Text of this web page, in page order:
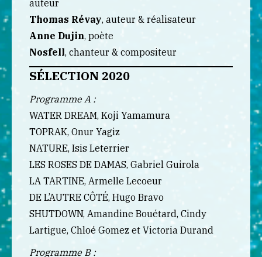
auteur
Thomas Révay, auteur & réalisateur
Anne Dujin, poète
Nosfell, chanteur & compositeur
SÉLECTION 2020
Programme A :
WATER DREAM, Koji Yamamura
TOPRAK, Onur Yagiz
NATURE, Isis Leterrier
LES ROSES DE DAMAS, Gabriel Guirola
LA TARTINE, Armelle Lecoeur
DE L’AUTRE CÔTÉ, Hugo Bravo
SHUTDOWN, Amandine Bouétard, Cindy
Lartigue, Chloé Gomez et Victoria Durand
Programme B :